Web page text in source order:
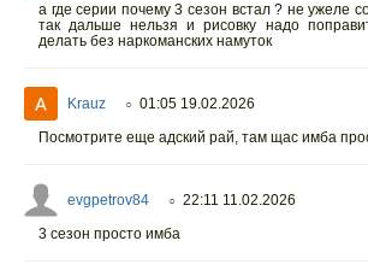
а где серии почему 3 сезон встал ? не ужеле
так дальше нельзя и рисовку надо
делать без наркоманских намуток
Krauz ○ 01:05 19.02.2026
Посмотрите еще адский рай, там щас имба
evgpetrov84 ○ 22:11 11.02.2026
3 сезон просто имба